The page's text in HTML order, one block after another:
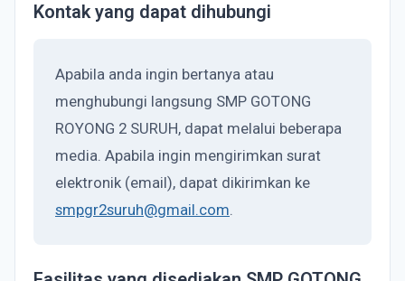
Kontak yang dapat dihubungi
Apabila anda ingin bertanya atau
menghubungi langsung SMP GOTONG
ROYONG 2 SURUH, dapat melalui beberapa
media. Apabila ingin mengirimkan surat
elektronik (email), dapat dikirimkan ke
smpgr2suruh@gmail.com.